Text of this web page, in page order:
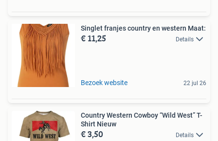
Singlet franjes country en western Maat:
€ 11,25 Details
Bezoek website 22 jul 26
Country Western Cowboy “Wild West” T-
Shirt Nieuw
€ 3,50 Details